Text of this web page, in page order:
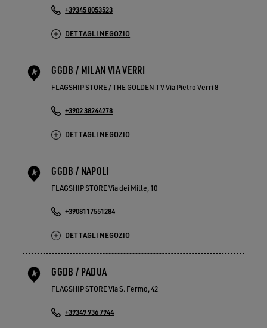
+39345 8053523
DETTAGLI NEGOZIO
GGDB / MILAN VIA VERRI
FLAGSHIP STORE / THE GOLDEN TV Via Pietro Verri 8
+3902 38244278
DETTAGLI NEGOZIO
GGDB / NAPOLI
FLAGSHIP STORE Via dei Mille, 10
+3908117551284
DETTAGLI NEGOZIO
GGDB / PADUA
FLAGSHIP STORE Via S. Fermo, 42
+39349 936 7944